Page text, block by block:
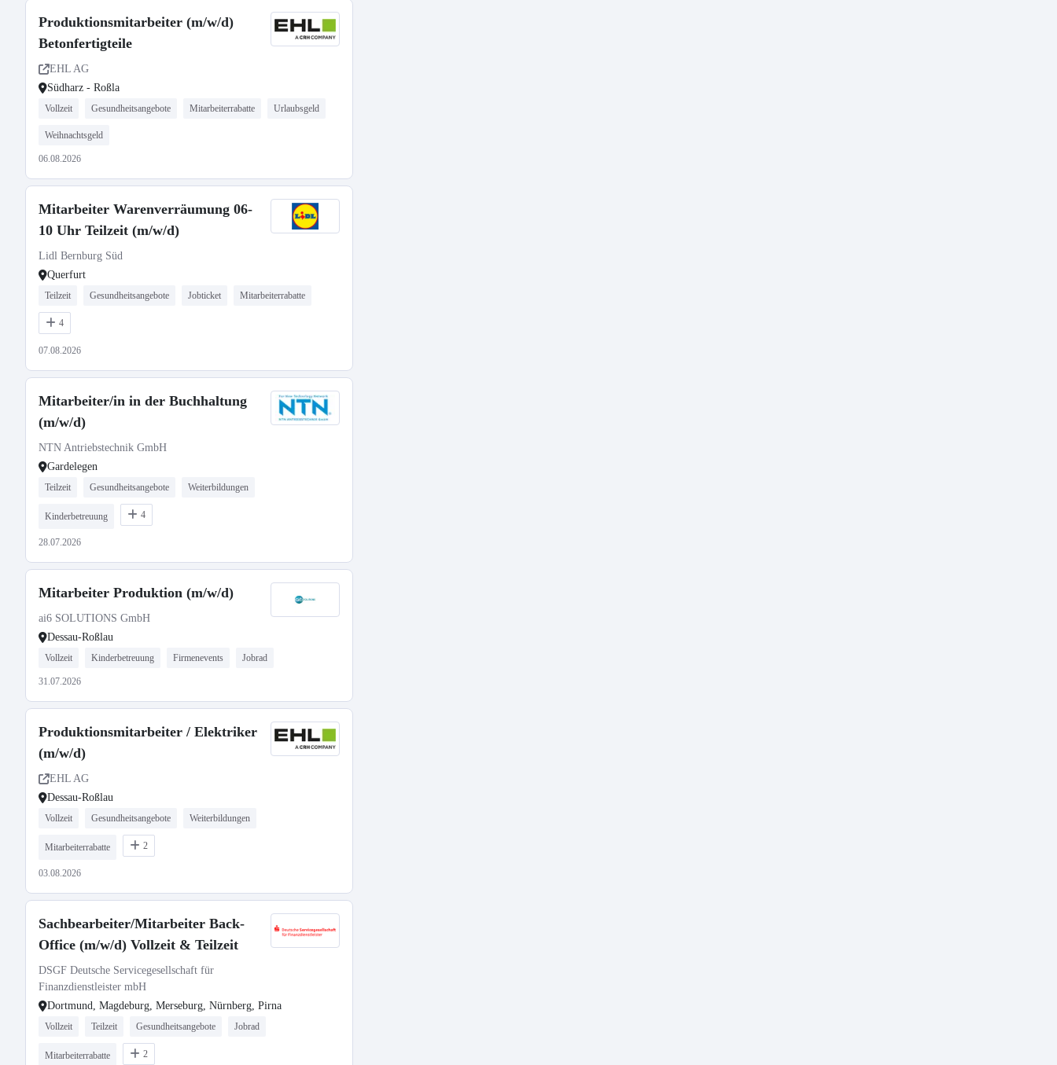
Produktionsmitarbeiter (m/w/d)
Betonfertigteile
EHL AG
Südharz - Roßla
Vollzeit Gesundheitsangebote Mitarbeiterrabatte Urlaubsgeld
Weihnachtsgeld
06.08.2026
Mitarbeiter Warenverräumung 06-
10 Uhr Teilzeit (m/w/d)
Lidl Bernburg Süd
Querfurt
Teilzeit Gesundheitsangebote Jobticket Mitarbeiterrabatte
4
07.08.2026
Mitarbeiter/in in der Buchhaltung
(m/w/d)
NTN Antriebstechnik GmbH
Gardelegen
Teilzeit Gesundheitsangebote Weiterbildungen
Kinderbetreuung 4
28.07.2026
Mitarbeiter Produktion (m/w/d)
ai6 SOLUTIONS GmbH
Dessau-Roßlau
Vollzeit Kinderbetreuung Firmenevents Jobrad
31.07.2026
Produktionsmitarbeiter / Elektriker
(m/w/d)
EHL AG
Dessau-Roßlau
Vollzeit Gesundheitsangebote Weiterbildungen
Mitarbeiterrabatte 2
03.08.2026
Sachbearbeiter/Mitarbeiter Back-
Office (m/w/d) Vollzeit & Teilzeit
DSGF Deutsche Servicegesellschaft für
Finanzdienstleister mbH
Dortmund, Magdeburg, Merseburg, Nürnberg, Pirna
Vollzeit Teilzeit Gesundheitsangebote Jobrad
Mitarbeiterrabatte 2